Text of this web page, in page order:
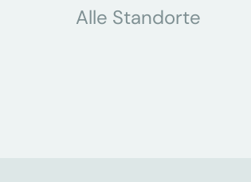
Alle Standorte